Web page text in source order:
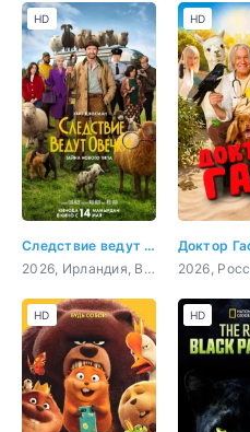
Следствие ведут овечки
2026, Ирландия, Великобритания, США, детектив, комедия, фэнтези
HD
Доктор
HD
HD HD